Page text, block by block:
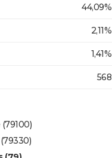
44,09%
2,11%
1,41%
568